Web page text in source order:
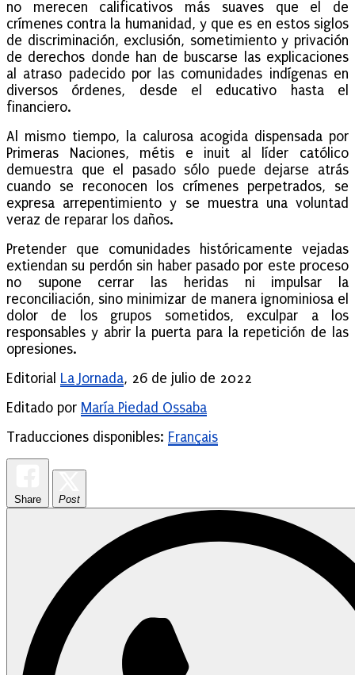
no merecen calificativos más suaves que el de
crímenes contra la humanidad, y que es en estos siglos
de discriminación, exclusión, sometimiento y privación
de derechos donde han de buscarse las explicaciones
al atraso padecido por las comunidades indígenas en
diversos órdenes, desde el educativo hasta el
financiero.
Al mismo tiempo, la calurosa acogida dispensada por
Primeras Naciones, métis e inuit al líder católico
demuestra que el pasado sólo puede dejarse atrás
cuando se reconocen los crímenes perpetrados, se
expresa arrepentimiento y se muestra una voluntad
veraz de reparar los daños.
Pretender que comunidades históricamente vejadas
extiendan su perdón sin haber pasado por este proceso
no supone cerrar las heridas ni impulsar la
reconciliación, sino minimizar de manera ignominiosa el
dolor de los grupos sometidos, exculpar a los
responsables y abrir la puerta para la repetición de las
opresiones.
Editorial La Jornada, 26 de julio de 2022
Editado por María Piedad Ossaba
Traducciones disponibles: Français
Share Post